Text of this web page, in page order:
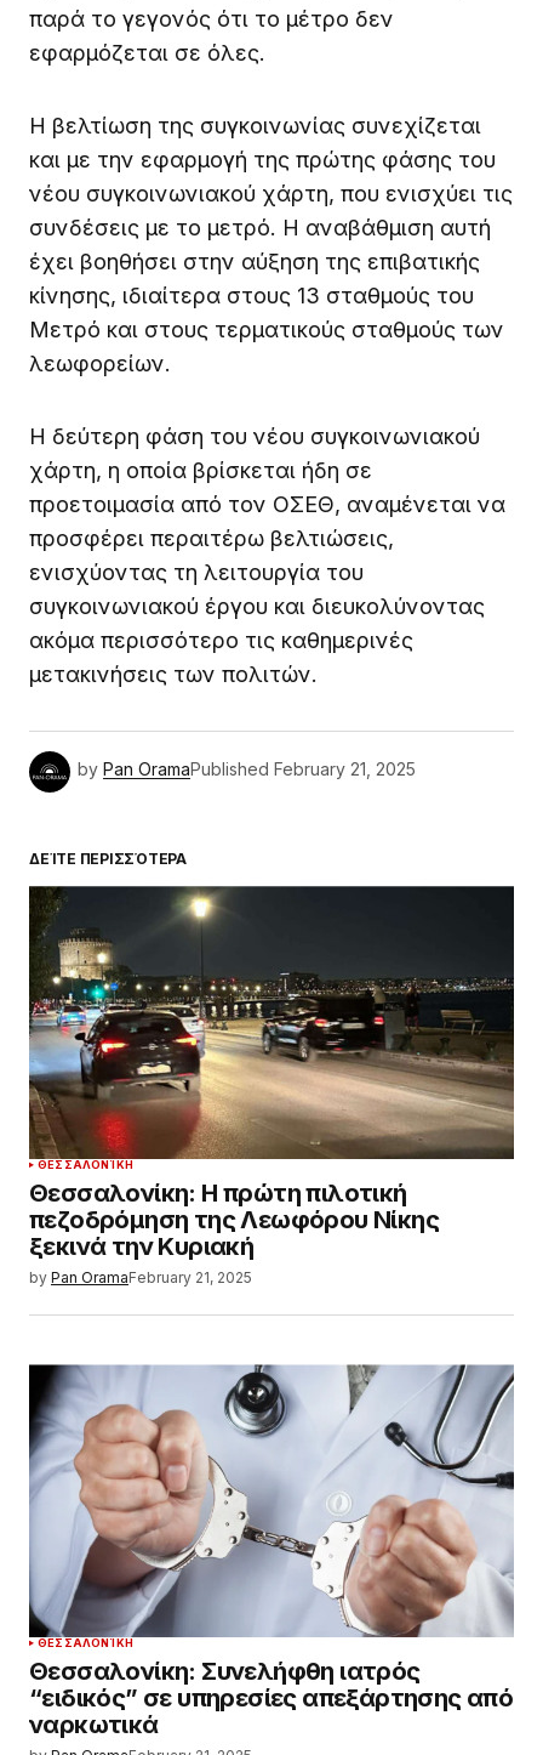
παρά το γεγονός ότι το μέτρο δεν
εφαρμόζεται σε όλες.
Η βελτίωση της συγκοινωνίας συνεχίζεται
και με την εφαρμογή της πρώτης φάσης του
νέου συγκοινωνιακού χάρτη, που ενισχύει τις
συνδέσεις με το μετρό. Η αναβάθμιση αυτή
έχει βοηθήσει στην αύξηση της επιβατικής
κίνησης, ιδιαίτερα στους 13 σταθμούς του
Μετρό και στους τερματικούς σταθμούς των
λεωφορείων.
Η δεύτερη φάση του νέου συγκοινωνιακού
χάρτη, η οποία βρίσκεται ήδη σε
προετοιμασία από τον ΟΣΕΘ, αναμένεται να
προσφέρει περαιτέρω βελτιώσεις,
ενισχύοντας τη λειτουργία του
συγκοινωνιακού έργου και διευκολύνοντας
ακόμα περισσότερο τις καθημερινές
μετακινήσεις των πολιτών.
by Pan OramaPublished February 21, 2025
ΔΕΊΤΕ ΠΕΡΙΣΣΌΤΕΡΑ
ΘΕΣΣΑΛΟΝΊΚΗ
Θεσσαλονίκη: Η πρώτη πιλοτική
πεζοδρόμηση της Λεωφόρου Νίκης
ξεκινά την Κυριακή
by Pan OramaFebruary 21, 2025
ΘΕΣΣΑΛΟΝΊΚΗ
Θεσσαλονίκη: Συνελήφθη ιατρός
“ειδικός” σε υπηρεσίες απεξάρτησης από
ναρκωτικά